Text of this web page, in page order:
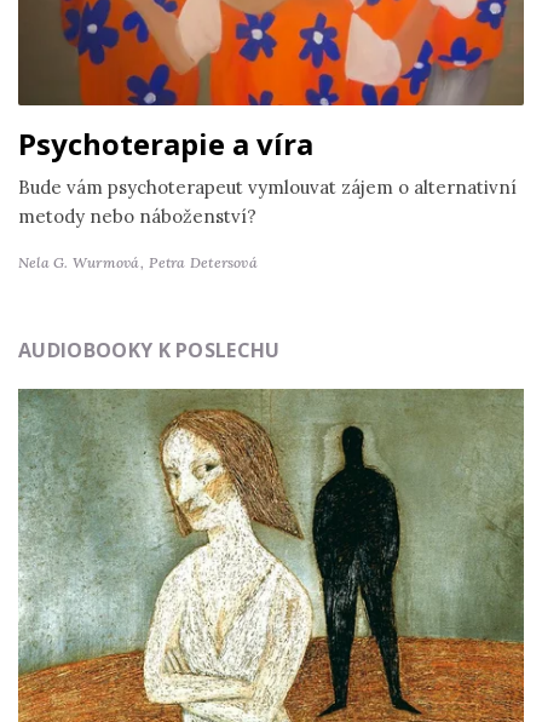
Psychoterapie a víra
Bude vám psychoterapeut vymlouvat zájem o alternativní
metody nebo náboženství?
Nela G. Wurmová, Petra Detersová
AUDIOBOOKY K POSLECHU